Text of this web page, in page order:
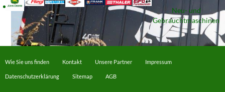
Neu- und
Gebrauchtmaschinen
Wie Sie uns finden Kontakt Unsere Partner Impressum
Datenschutzerklärung Sitemap AGB